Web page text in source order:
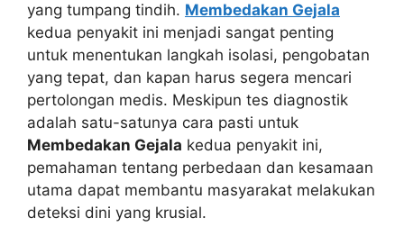
yang tumpang tindih. Membedakan Gejala
kedua penyakit ini menjadi sangat penting
untuk menentukan langkah isolasi, pengobatan
yang tepat, dan kapan harus segera mencari
pertolongan medis. Meskipun tes diagnostik
adalah satu-satunya cara pasti untuk
Membedakan Gejala kedua penyakit ini,
pemahaman tentang perbedaan dan kesamaan
utama dapat membantu masyarakat melakukan
deteksi dini yang krusial.